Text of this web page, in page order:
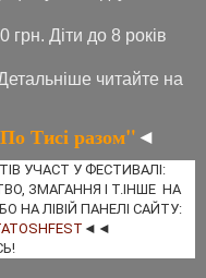
грн. Діти до 8 років
читайте на
Тисі разом"◄
УЧАСТ У ФЕСТИВАЛІ:
ЗМАГАННЯ І Т.ІНШЕ  НА
◄◄